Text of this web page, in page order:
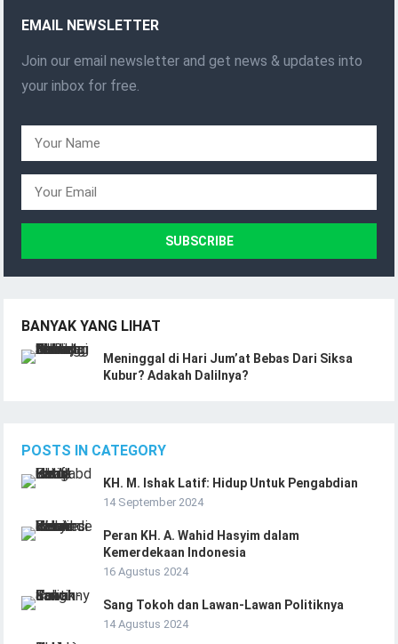
EMAIL NEWSLETTER
Join our email newsletter and get news & updates into
your inbox for free.
BANYAK YANG LIHAT
Meninggal di Hari Jum’at Bebas Dari Siksa
Kubur? Adakah Dalilnya?
POSTS IN CATEGORY
KH. M. Ishak Latif: Hidup Untuk Pengabdian
14 September 2024
Peran KH. A. Wahid Hasyim dalam
Kemerdekaan Indonesia
16 Agustus 2024
Sang Tokoh dan Lawan-Lawan Politiknya
14 Agustus 2024